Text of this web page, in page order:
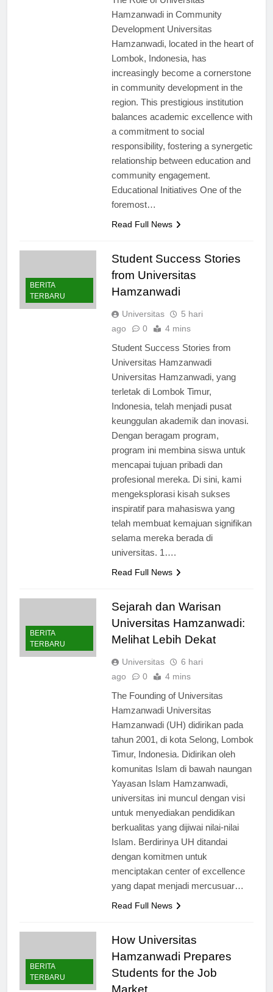
The Role of Universitas
Hamzanwadi in Community
Development Universitas
Hamzanwadi, located in the heart of
Lombok, Indonesia, has
increasingly become a cornerstone
in community development in the
region. This prestigious institution
balances academic excellence with
a commitment to social
responsibility, fostering a synergetic
relationship between education and
community engagement.
Educational Initiatives One of the
BERITA
Student Success Stories
from Universitas
Universitas
5 hari
Student Success Stories from
Universitas Hamzanwadi
Universitas Hamzanwadi, yang
terletak di Lombok Timur,
Indonesia, telah menjadi pusat
keunggulan akademik dan inovasi.
Dengan beragam program,
program ini membina siswa untuk
mencapai tujuan pribadi dan
profesional mereka. Di sini, kami
mengeksplorasi kisah sukses
inspiratif para mahasiswa yang
telah membuat kemajuan signifikan
selama mereka berada di
BERITA
Sejarah dan Warisan
Universitas Hamzanwadi:
Universitas
6 hari
The Founding of Universitas
Hamzanwadi Universitas
Hamzanwadi (UH) didirikan pada
tahun 2001, di kota Selong, Lombok
Timur, Indonesia. Didirikan oleh
komunitas Islam di bawah naungan
Yayasan Islam Hamzanwadi,
universitas ini muncul dengan visi
untuk menyediakan pendidikan
berkualitas yang dijiwai nilai-nilai
Islam. Berdirinya UH ditandai
dengan komitmen untuk
menciptakan center of excellence
BERITA
How Universitas
Hamzanwadi Prepares
Students for the Job